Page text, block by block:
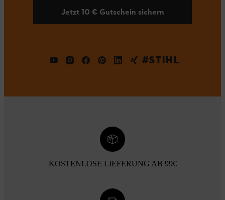
Jetzt 10 € Gutschein sichern
#STIHL
KOSTENLOSE LIEFERUNG AB 99€